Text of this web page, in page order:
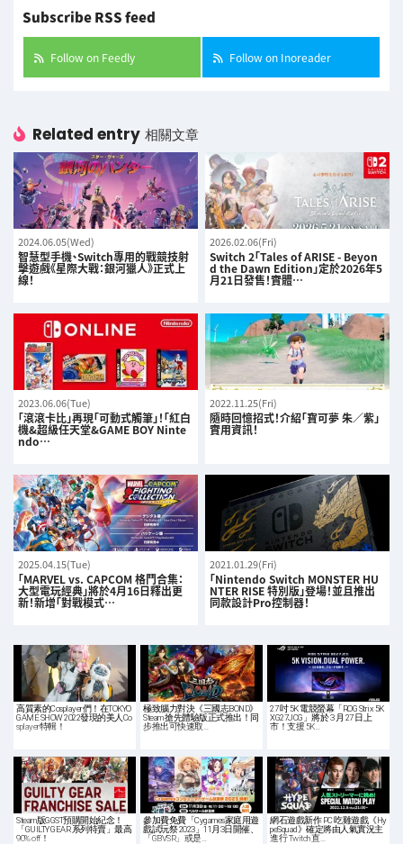
Subscribe RSS feed
Follow on Feedly Follow on Inoreader
Related entry 相關文章
2024.06.05(Wed)
智慧型手機、Switch專用的戰競技射
擊遊戲《星際大戰：銀河獵人》正式上
線！
2026.02.06(Fri)
Switch 2「Tales of ARISE - Beyon
d the Dawn Edition」定於2026年5
月21日發售！實體…
2023.06.06(Tue)
「滾滾卡比」再現「可動式觸筆」！「紅白
機&超級任天堂&GAME BOY Ninte
ndo…
2022.11.25(Fri)
隨時回憶招式！介紹「寶可夢 朱／紫」
實用資訊！
2025.04.15(Tue)
「MARVEL vs. CAPCOM 格鬥合集：
大型電玩經典」將於4月16日釋出更
新！新增「對戰模式…
2021.01.29(Fri)
「Nintendo Switch MONSTER HU
NTER RISE 特別版」登場！並且推出
同款設計Pro控制器！
高質素的Cosplayer們！在TOKYO
GAME SHOW 2022發現的美人Co
splayer特輯！
極致腦力對決《三國志BOND》
Steam 搶先體驗版正式推出！同
步推出可快速取…
27 吋 5K 電競螢幕「ROG Strix 5K
XG27JCG」將於 3 月 27 日上
市！支援 5K…
Steam版GGST預購開始紀念！
「GUILTY GEAR 系列特賣」最高
90% off！
參加費免費「Cygames家庭用遊
戲試玩祭 2023」11月3日開催、
「GBVSR」或是…
網石遊戲新作 PC 吃雞遊戲《Hy
peSquad》確定將由人氣實況主
進行 Twitch 直…